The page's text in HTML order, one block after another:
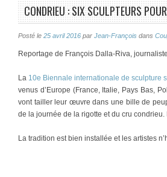
CONDRIEU : SIX SCULPTEURS
Posté le 25 avril 2016 par Jean-François dans
Reportage de François Dalla-Riva,
La 10e Biennale internationale de sculpture
venus d’Europe (France, Italie, Pays Bas,
vont tailler leur œuvre dans une bille de
de la journée de la rigotte et du cru condrieu.
La tradition est bien installée et les artistes